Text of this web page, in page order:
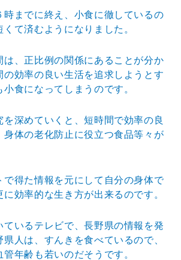
時までに終え、小食に徹しているの
て済むようになりました。
は、正比例の関係にあることが分か
の効率の良い生活を追求しようとす
食になってしまうのです。
を深めていくと、短時間で効率の良
身体の老化防止に役立つ食品等々が
で得た情報を元にして自分の身体で
効率的な生き方が出来るのです。
ているテレビで、長野県の情報を発
人は、すんきを食べているので、
年齢も若いのだそうです。